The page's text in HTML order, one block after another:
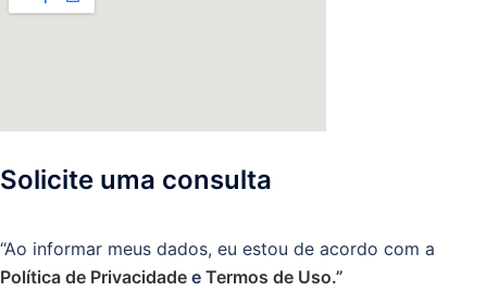
Solicite uma consulta
“Ao informar meus dados, eu estou de acordo com a
Política de Privacidade e Termos de Uso.”